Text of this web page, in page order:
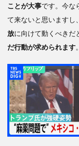
ことが大事です。今な
て来ないと思いますし、
放に向けて動くべきだ
だ行動が求められます。